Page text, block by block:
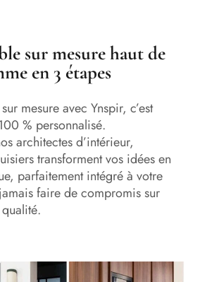
sur mesure haut de
en 3 étapes
mesure avec Ynspir, c’est
% personnalisé.
architectes d’intérieur,
transforment vos idées en
parfaitement intégré à votre
faire de compromis sur